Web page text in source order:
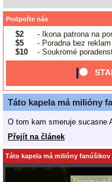
Podpořte nás
$2
- Ikona patrona na
$5
- Poradna bez reklam
$10
- Soukromé
Táto kapela má milióny
O tom kam smeruje sucasne
Přejít na článek
Táto kapela má milióny